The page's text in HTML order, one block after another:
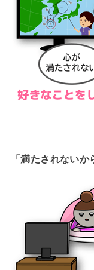
「満たされない